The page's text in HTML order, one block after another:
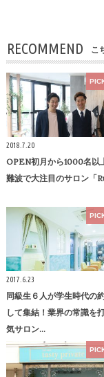
RECOMMEND こ
2018.7.20
OPEN初月から1000名以
難波で大注目のサロン「
2017.6.23
同級生６人が学生時代の
して集結！業界の常識を
気サロン…